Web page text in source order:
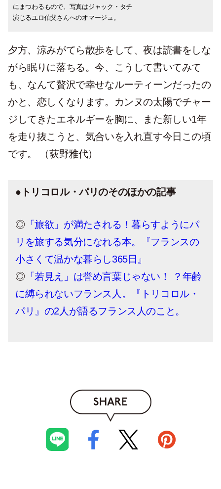
にまつわるもので、写真はジャック・タチ
演じるユロ伯父さんへのオマージュ。
子書籍も加わりました。
夕方、涼みがてら散歩をして、夜は読書をしな
がら眠りに落ちる。今、こうして書いてみて
も、なんて贅沢で幸せなルーティーンだったの
かと、恋しくなります。カンヌの太陽でチャー
ジしてきたエネルギーを胸に、また新しい1年
を走り抜こうと、気合いを入れ直す今日この頃
です。 （荻野雅代）
●トリコロル・パリのそのほかの記事
◎ 「旅欲」が満たされる！暮らすようにパ
リを旅する気分になれる本。『フランスの
小さくて温かな暮らし365日』
◎ 「若見え」は誉め言葉じゃない！ ？年齢
に縛られないフランス人。『トリコロル・
パリ』の2人が語るフランス人のこと。
SHARE